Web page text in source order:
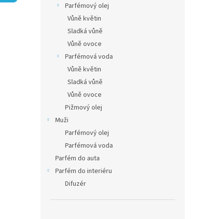
Parfémový olej
Vůně květin
Sladká vůně
Vůně ovoce
Parfémová voda
Vůně květin
Sladká vůně
Vůně ovoce
Pižmový olej
Muži
Parfémový olej
Parfémová voda
Parfém do auta
Parfém do interiéru
Difuzér